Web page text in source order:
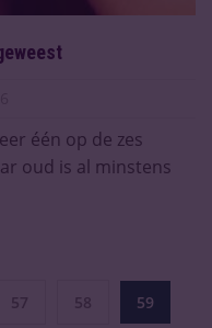
één op de zes
oud is al minstens
57 58 59